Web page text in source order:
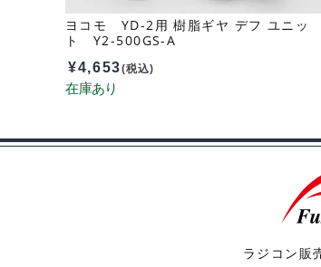
ヨコモ YD-2用 樹脂ギヤ デフ ユニッ
ト Y2-500GS-A
¥4,653(税込)
ラジコン販